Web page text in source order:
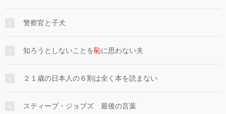
警察官と子犬
知ろうとしないことを恥に思わない夫
２１歳の日本人の６割は全く本を読まない
スティーブ・ジョブズ 最後の言葉